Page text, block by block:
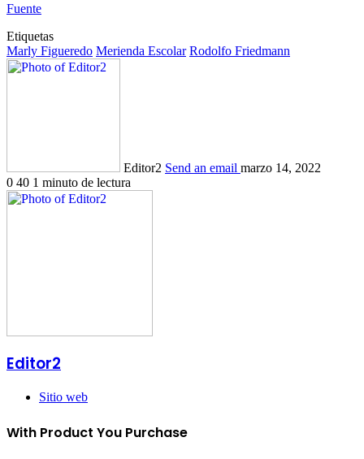
Fuente
Etiquetas
Marly Figueredo Merienda Escolar Rodolfo Friedmann
Editor2 Send an email marzo 14, 2022
0 40 1 minuto de lectura
Editor2
Sitio web
With Product You Purchase